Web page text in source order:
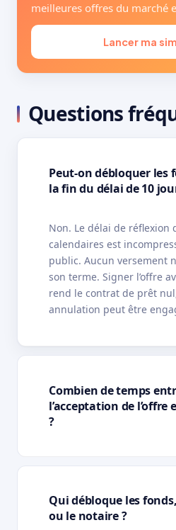
meilleures offres du marché
Lancer ma
Questions
Peut-on débloquer les
la fin du délai de 10
Non. Le délai de réflexion
calendaires est
public. Aucun versement
son terme. Signer l’offre
rend le contrat de prêt
annulation peut être
Combien de temps
l’acceptation de
?
Qui débloque les
ou le notaire ?